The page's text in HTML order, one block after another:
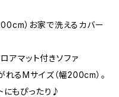
）お家で洗えるカバー
アマット付きソファ
るMサイズ（幅200cm）。
にもぴったり♪